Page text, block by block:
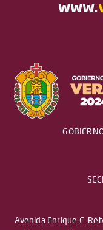
www.
Avenida Enrique C.